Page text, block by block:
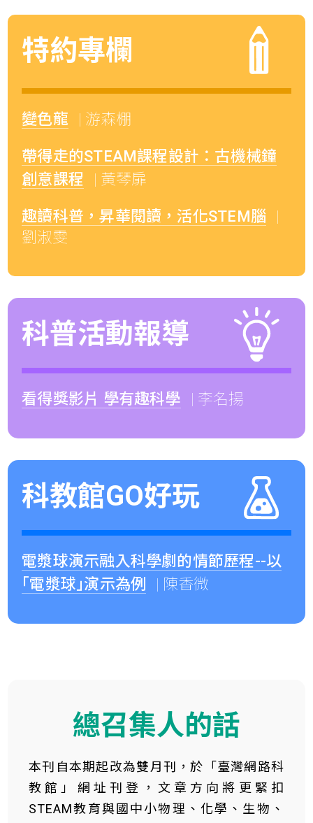
特約專欄
變色龍 | 游森棚
帶得走的STEAM課程設計：古機械鐘
創意課程
| 黃琴扉
趣讀科普，昇華閱讀，活化STEM腦
|
劉淑雯
科普活動報導
看得獎影片 學有趣科學 | 李名揚
科教館GO好玩
電漿球演示融入科學劇的情節歷程--以
｢電漿球｣演示為例
| 陳香微
總召集人的話
本刊自本期起改為雙月刊，於「臺灣網路科
教館」網址刊登，文章方向將更緊扣
STEAM教育與國中小物理、化學、生物、